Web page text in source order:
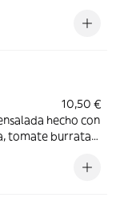
10,50 €
hecho con
tomate burrata